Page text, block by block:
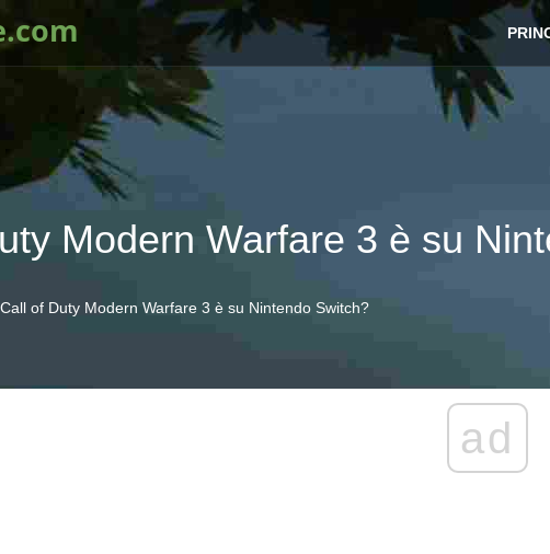
Modern Warfare 3 è su
Call of Duty Modern Warfare 3 è su Nintendo Switch?
ad